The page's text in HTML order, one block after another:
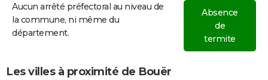
Aucun arrêté préfectoral au niveau de
la commune, ni même du
département.
Absence
de
termite
Les villes à proximité de Bouër